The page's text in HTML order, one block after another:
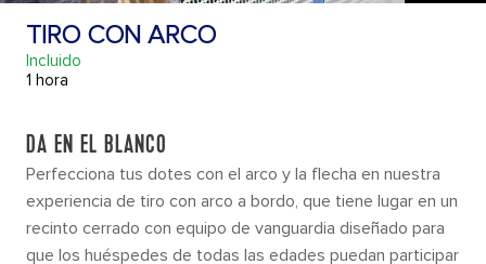
TIRO CON ARCO
Incluido
1 hora
DA EN EL BLANCO
Perfecciona tus dotes con el arco y la flecha en nuestra
experiencia de tiro con arco a bordo, que tiene lugar en un
recinto cerrado con equipo de vanguardia diseñado para
que los huéspedes de todas las edades puedan participar